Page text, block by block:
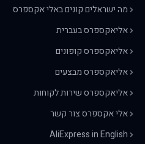
מה ישראלים קונים באלי אקספרס
אליאקספרס בעברית
אליאקספרס קופונים
אליאקספרס מבצעים
אליאקספרס שירות לקוחות
אלי אקספרס צור קשר
AliExpress in English